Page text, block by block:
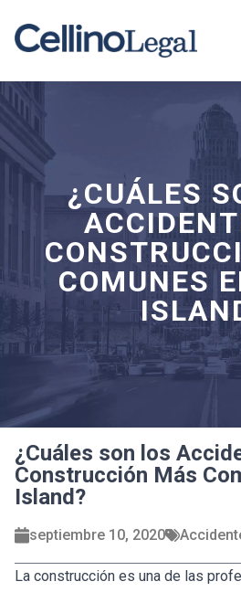
¿CUÁLES
COMUNES
¿Cuáles son los
Construcción Más
Island?
septiembre 10, 2020
La construcción es una de las